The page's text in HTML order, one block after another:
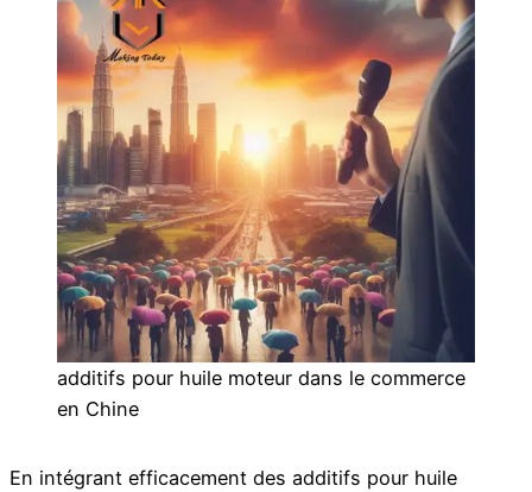
additifs pour huile moteur dans le commerce
en Chine
En intégrant efficacement des additifs pour huile